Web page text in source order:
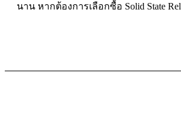
นาน หากต้องการเลือกซื้อ Solid State